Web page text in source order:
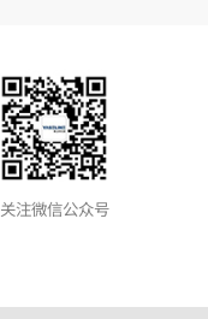
关注微信公众号